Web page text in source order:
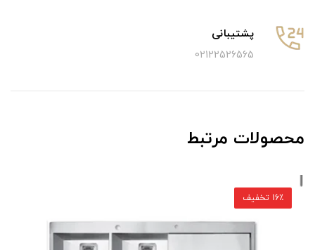
پشتیبانی
02122526565
محصولات مرتبط
16٪ تخفیف